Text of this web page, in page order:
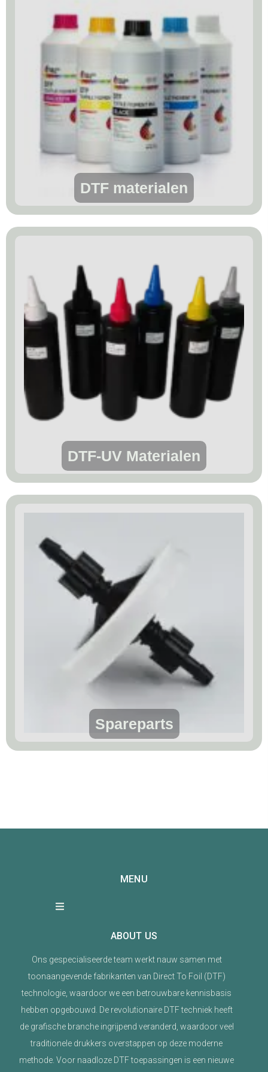
DTF materialen
DTF-UV Materialen
Spareparts
MENU
ABOUT US
Ons gespecialiseerde team werkt nauw samen met
toonaangevende fabrikanten van Direct To Foil (DTF)
technologie, waardoor we een betrouwbare kennisbasis
hebben opgebouwd. De revolutionaire DTF techniek heeft
de grafische branche ingrijpend veranderd, waardoor veel
traditionele drukkers overstappen op deze moderne
methode. Voor naadloze DTF toepassingen is een nieuwe